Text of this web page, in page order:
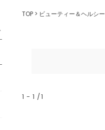
TOP ビューティー＆ヘルシー
1 - 1 1